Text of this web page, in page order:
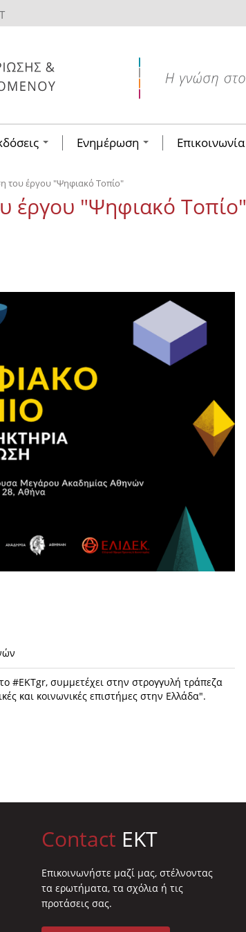
Ενημέρωση Επικοινωνία
του έργου "Ψηφιακό Τοπίο"
έργου "Ψηφιακό Τοπίο"
#EKTgr, συμμετέχει στην στρογγυλή τράπεζα
και κοινωνικές επιστήμες στην Ελλάδα".
Contact EKT
Επικοινωνήστε μαζί μας, στέλνοντας
τα ερωτήματα, τα σχόλια ή τις
προτάσεις σας.